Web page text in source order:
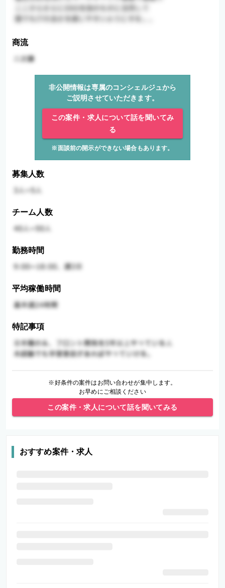
商流
非公開情報は専属のコンシェルジュから
ご説明させていただきます。
この案件・求人について話を聞いてみ
る
※面談前の開示ができない場合もあります。
募集人数
チーム人数
勤務時間
平均稼働時間
特記事項
※好条件の案件はお問い合わせが集中します。
お早めにご相談ください
この案件・求人について話を聞いてみる
おすすめ案件・求人